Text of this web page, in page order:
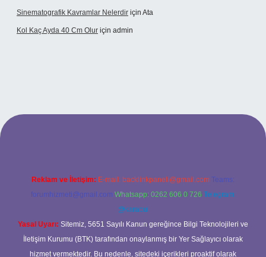
Sinematografik Kavramlar Nelerdir için Ata
Kol Kaç Ayda 40 Cm Olur için admin
betci.co
Reklam ve İletişim: E-mail: backlinkpaneli@gmail.com Teams:
forumhizmeti@gmail.com Whatsapp: 0262 606 0 726 Telegram:
@karabul
Yasal Uyarı: Sitemiz, 5651 Sayılı Kanun gereğince Bilgi Teknolojileri ve
İletişim Kurumu (BTK) tarafından onaylanmış bir Yer Sağlayıcı olarak
hizmet vermektedir. Bu nedenle, sitedeki içerikleri proaktif olarak